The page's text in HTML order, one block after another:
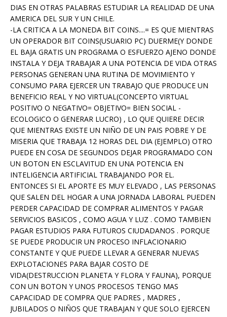
DIAS EN OTRAS PALABRAS ESTUDIAR LA REALIDAD DE UNA
AMERICA DEL SUR Y UN CHILE.
-LA CRITICA A LA MONEDA BIT COINS....= ES QUE MIENTRAS
UN OPERADOR BIT COINS(USUARIO PC) DUERME(Y DONDE
EL BAJA GRATIS UN PROGRAMA O ESFUERZO AJENO DONDE
INSTALA Y DEJA TRABAJAR A UNA POTENCIA DE VIDA OTRAS
PERSONAS GENERAN UNA RUTINA DE MOVIMIENTO Y
CONSUMO PARA EJERCER UN TRABAJO QUE PRODUCE UN
BENEFICIO REAL Y NO VIRTUAL(CONCEPTO VIRTUAL
POSITIVO O NEGATIVO= OBJETIVO= BIEN SOCIAL -
ECOLOGICO O GENERAR LUCRO) , LO QUE QUIERE DECIR
QUE MIENTRAS EXISTE UN NIÑO DE UN PAIS POBRE Y DE
MISERIA QUE TRABAJA 12 HORAS DEL DIA (EJEMPLO) OTRO
PUEDE EN COSA DE SEGUNDOS DEJAR PROGRAMADO CON
UN BOTON EN ESCLAVITUD EN UNA POTENCIA EN
INTELIGENCIA ARTIFICIAL TRABAJANDO POR EL.
ENTONCES SI EL APORTE ES MUY ELEVADO , LAS PERSONAS
QUE SALEN DEL HOGAR A UNA JORNADA LABORAL PUEDEN
PERDER CAPACIDAD DE COMPRAR ALIMENTOS Y PAGAR
SERVICIOS BASICOS , COMO AGUA Y LUZ . COMO TAMBIEN
PAGAR ESTUDIOS PARA FUTUROS CIUDADANOS . PORQUE
SE PUEDE PRODUCIR UN PROCESO INFLACIONARIO
CONSTANTE Y QUE PUEDE LLEVAR A GENERAR NUEVAS
EXPLOTACIONES PARA BAJAR COSTO DE
VIDA(DESTRUCCION PLANETA Y FLORA Y FAUNA), PORQUE
CON UN BOTON Y UNOS PROCESOS TENGO MAS
CAPACIDAD DE COMPRA QUE PADRES , MADRES ,
JUBILADOS O NIÑOS QUE TRABAJAN Y QUE SOLO EJERCEN